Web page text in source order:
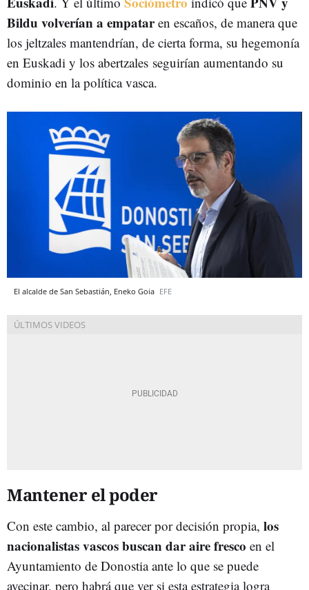
Bildu volverían a empataren escaños, de manera que
los jeltzales mantendrían, de cierta forma, su hegemonía
en Euskadi y los abertzales seguirían aumentando su
dominio en la política vasca.
El alcalde de San Sebastián, Eneko Goia EFE
Mantener el poder
Con este cambio, al parecer por decisión propia, los
nacionalistas vascos buscan dar aire fresco en el
Ayuntamiento de Donostia ante lo que se puede
avecinar, pero habrá que ver si esta estrategia logra